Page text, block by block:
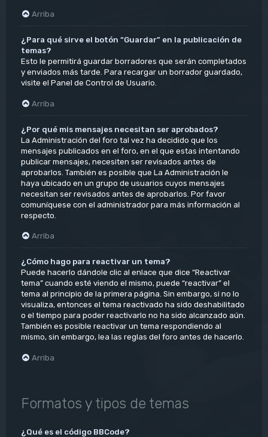
Arriba
¿Para qué sirve el botón “Guardar” en la publicación de
temas?
Esto le permitirá guardar borradores que serán completados
y enviados más tarde. Para recargar un borrador guardado,
visite el Panel de Control de Usuario.
Arriba
¿Por qué mis mensajes necesitan ser aprobados?
La Administración del foro tal vez ha decidido que los
mensajes publicados en el foro, en el que estas intentando
publicar mensajes, necesiten ser revisados antes de
aprobarlos. También es posible que La Administración le
haya ubicado en un grupo de usuarios cuyos mensajes
necesitan ser revisados antes de aprobarlos. Por favor
comuníquese con el administrador para más información al
respecto.
Arriba
¿Cómo hago para reactivar un tema?
Puede hacerlo dándole clic al enlace que dice “Reactivar
tema” cuando esté viendo el mismo, puede “reactivar” el
tema al principio de la primera página. Sin embargo, si no lo
visualiza, entonces el tema reactivado ha sido deshabilitado
o el tiempo para poder reactivarlo no ha sido alcanzado aún.
También es posible reactivar un tema respondiendo al
mismo, sin embargo, lea las reglas del foro antes de hacerlo.
Arriba
Formatos y tipos de temas
¿Qué es el código BBCode?